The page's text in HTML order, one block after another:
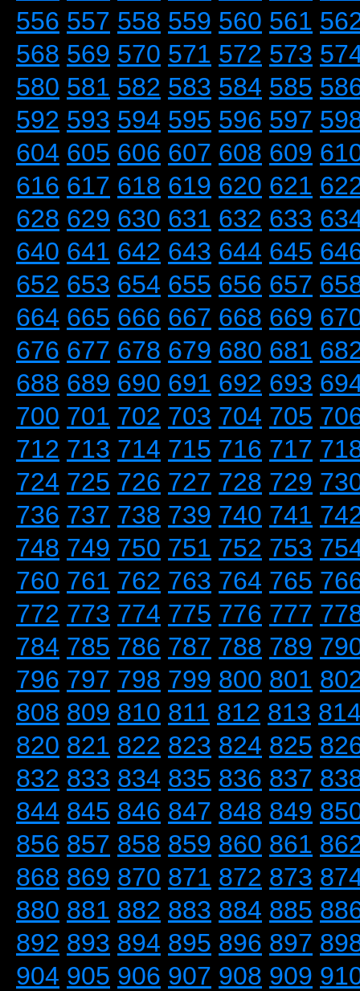
556 557 558 559 560 561
568 569 570 571 572 573
580 581 582 583 584 585
592 593 594 595 596 597
604 605 606 607 608 609
616 617 618 619 620 621
628 629 630 631 632 633
640 641 642 643 644 645
652 653 654 655 656 657
664 665 666 667 668 669
676 677 678 679 680 681
688 689 690 691 692 693
700 701 702 703 704 705
712 713 714 715 716 717
724 725 726 727 728 729
736 737 738 739 740 741
748 749 750 751 752 753
760 761 762 763 764 765
772 773 774 775 776 777
784 785 786 787 788 789
796 797 798 799 800 801
808 809 810 811 812 813
820 821 822 823 824 825
832 833 834 835 836 837
844 845 846 847 848 849
856 857 858 859 860 861
868 869 870 871 872 873
880 881 882 883 884 885
892 893 894 895 896 897
904 905 906 907 908 909